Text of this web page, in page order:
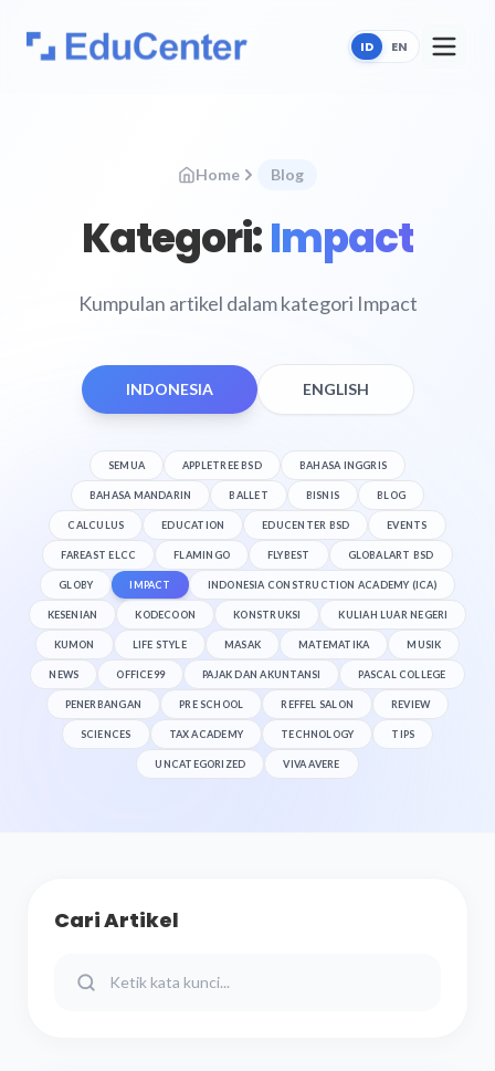
ID EN
Home Blog
Kategori:Impact
Kumpulan artikel dalam kategori Impact
INDONESIA ENGLISH
SEMUA APPLETREE BSD BAHASA INGGRIS
BAHASA MANDARIN BALLET BISNIS BLOG
CALCULUS EDUCATION EDUCENTER BSD EVENTS
FAREAST ELCC FLAMINGO FLYBEST GLOBALART BSD
GLOBY IMPACT INDONESIA CONSTRUCTION ACADEMY (ICA)
KESENIAN KODECOON KONSTRUKSI KULIAH LUAR NEGERI
KUMON LIFE STYLE MASAK MATEMATIKA MUSIK
NEWS OFFICE99 PAJAK DAN AKUNTANSI PASCAL COLLEGE
PENERBANGAN PRE SCHOOL REFFEL SALON REVIEW
SCIENCES TAX ACADEMY TECHNOLOGY TIPS
UNCATEGORIZED VIVA AVERE
Cari Artikel